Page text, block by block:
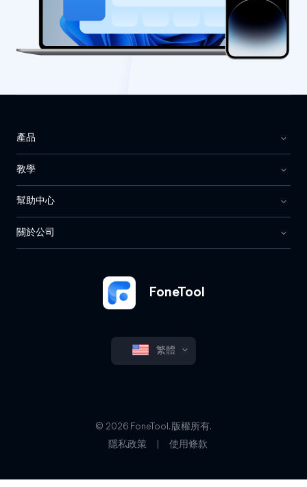
FoneTool
繁體
產品
教學
幫助中心
關於公司
© 2026 FoneTool. 版權所有.
隱私政策
使用條款